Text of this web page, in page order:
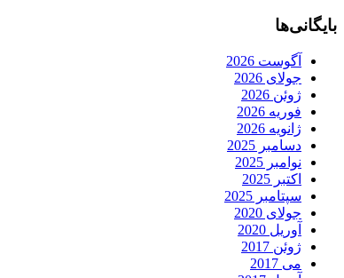
بایگانی‌ها
آگوست 2026
جولای 2026
ژوئن 2026
فوریه 2026
ژانویه 2026
دسامبر 2025
نوامبر 2025
اکتبر 2025
سپتامبر 2025
جولای 2020
آوریل 2020
ژوئن 2017
می 2017